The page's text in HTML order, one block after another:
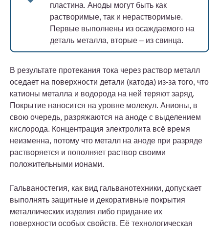
пластина. Аноды могут быть как
растворимые, так и нерастворимые.
Первые выполнены из осаждаемого на
деталь металла, вторые – из свинца.
В результате протекания тока через раствор металл
оседает на поверхности детали (катода) из-за того, что
катионы металла и водорода на ней теряют заряд.
Покрытие наносится на уровне молекул. Анионы, в
свою очередь, разряжаются на аноде с выделением
кислорода. Концентрация электролита всё время
неизменна, потому что металл на аноде при разряде
растворяется и пополняет раствор своими
положительными ионами.
Гальваностегия, как вид гальванотехники, допускает
выполнять защитные и декоративные покрытия
металлических изделия либо придание их
поверхности особых свойств. Её технологическая